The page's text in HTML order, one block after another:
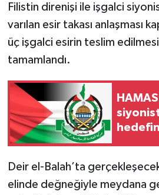
Filistin direnişi ile işgalci
varılan esir takası anlaşması
üç işgalci esirin teslim edilmesi
tamamlandı.
Deir el-Balah’ta
elinde değneğiyle meydana